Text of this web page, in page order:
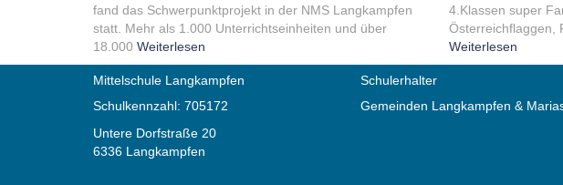
fand das Schwerpunktprojekt in der NMS Langkampfen
statt. Mehr als 1.000 Unterrichtseinheiten und über
18.000 Weiterlesen
4.Klassen super
Österreichflaggen,
Weiterlesen
Mittelschule Langkampfen
Schulkennzahl: 705172
Untere Dorfstraße 20
6336 Langkampfen
Schulerhalter
Gemeinden Langkampfen &